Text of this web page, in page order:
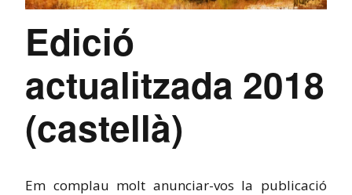
Edició
actualitzada 2018
(castellà)
Em complau molt anunciar-vos la publicació